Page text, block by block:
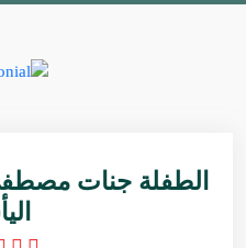
الطفلة جنات